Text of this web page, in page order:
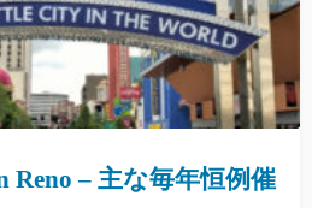
Reno – 主な毎年恒例催